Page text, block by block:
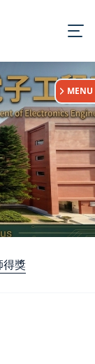
得獎
MENU